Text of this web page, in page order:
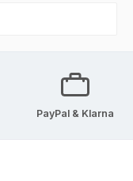
PayPal & Klarna